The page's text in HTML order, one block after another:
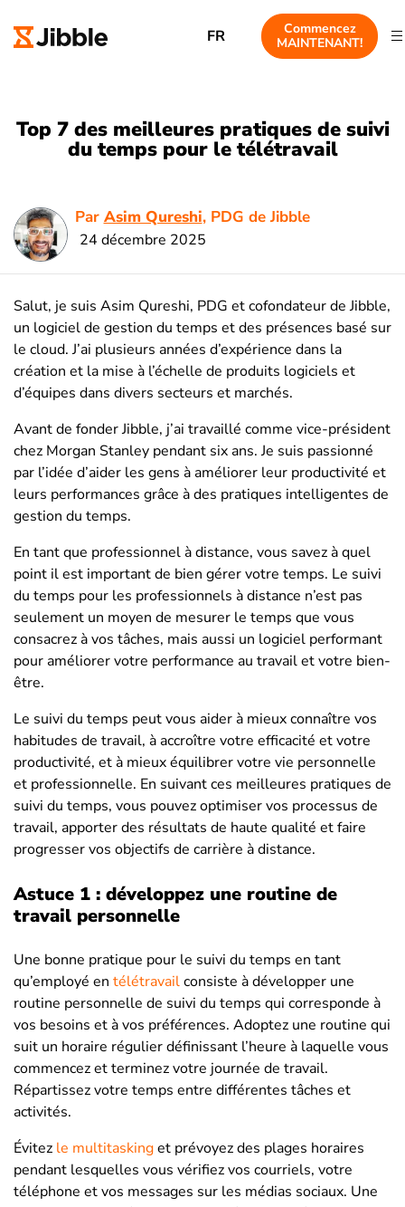
FR
Commencez
MAINTENANT!
Top 7 des meilleures pratiques de suivi
du temps pour le télétravail
Par Asim Qureshi, PDG de Jibble
24 décembre 2025
Salut, je suis Asim Qureshi, PDG et cofondateur de Jibble,
un logiciel de gestion du temps et des présences basé sur
le cloud. J’ai plusieurs années d’expérience dans la
création et la mise à l’échelle de produits logiciels et
d’équipes dans divers secteurs et marchés.
Avant de fonder Jibble, j’ai travaillé comme vice-président
chez Morgan Stanley pendant six ans. Je suis passionné
par l’idée d’aider les gens à améliorer leur productivité et
leurs performances grâce à des pratiques intelligentes de
gestion du temps.
En tant que professionnel à distance, vous savez à quel
point il est important de bien gérer votre temps. Le suivi
du temps pour les professionnels à distance n’est pas
seulement un moyen de mesurer le temps que vous
consacrez à vos tâches, mais aussi un logiciel performant
pour améliorer votre performance au travail et votre bien-
être.
Le suivi du temps peut vous aider à mieux connaître vos
habitudes de travail, à accroître votre efficacité et votre
productivité, et à mieux équilibrer votre vie personnelle
et professionnelle. En suivant ces meilleures pratiques de
suivi du temps, vous pouvez optimiser vos processus de
travail, apporter des résultats de haute qualité et faire
progresser vos objectifs de carrière à distance.
Astuce 1 : développez une routine de
travail personnelle
Une bonne pratique pour le suivi du temps en tant
qu’employé en télétravailconsiste à développer une
routine personnelle de suivi du temps qui corresponde à
vos besoins et à vos préférences. Adoptez une routine qui
suit un horaire régulier définissant l’heure à laquelle vous
commencez et terminez votre journée de travail.
Répartissez votre temps entre différentes tâches et
activités.
Évitez le multitaskinget prévoyez des plages horaires
pendant lesquelles vous vérifiez vos courriels, votre
téléphone et vos messages sur les médias sociaux. Une